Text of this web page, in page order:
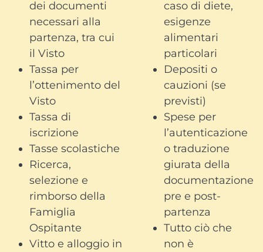
dei documenti
necessari alla
partenza, tra cui
il Visto
Tassa per
l’ottenimento del
Visto
Tassa di
iscrizione
Tasse scolastiche
Ricerca,
selezione e
rimborso della
Famiglia
Ospitante
Vitto e alloggio in
caso di diete,
esigenze
alimentari
particolari
Depositi o
cauzioni (se
previsti)
Spese per
l’autenticazione
o traduzione
giurata della
documentazione
pre e post-
partenza
Tutto ciò che
non è